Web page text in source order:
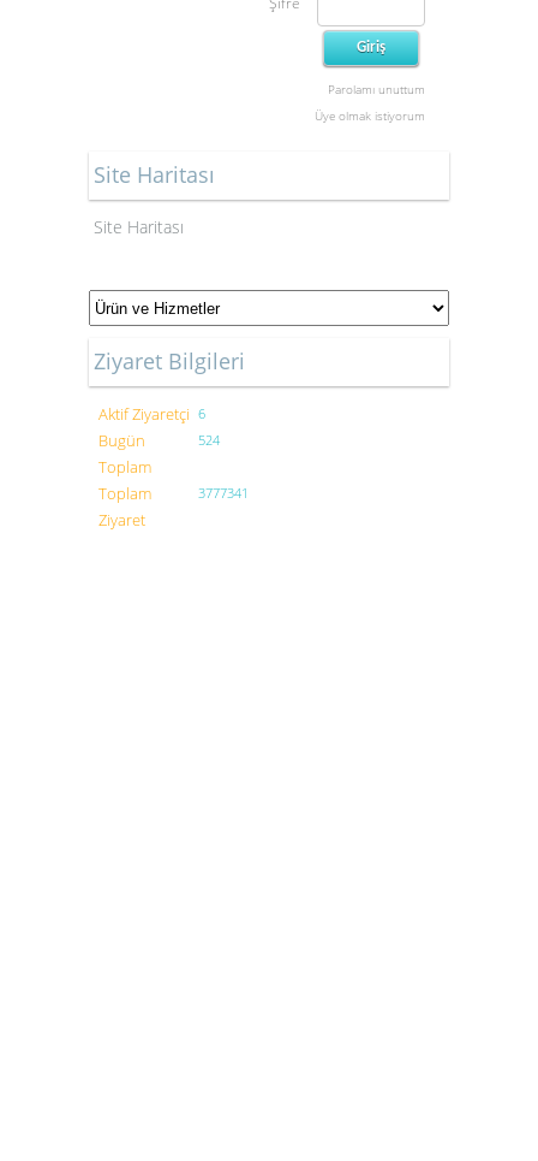
Parolamı unuttum
Üye olmak istiyorum
Site Haritası
Site Haritası
Ziyaret Bilgileri
Aktif Ziyaretçi 6
Bugün
Toplam
524
Toplam
Ziyaret
3777341